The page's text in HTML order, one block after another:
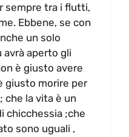
sempre tra i flutti,
Ebbene, se con
un solo
aperto gli
è giusto avere
giusto morire per
che la vita è un
chicchessia ;che
sono uguali ,